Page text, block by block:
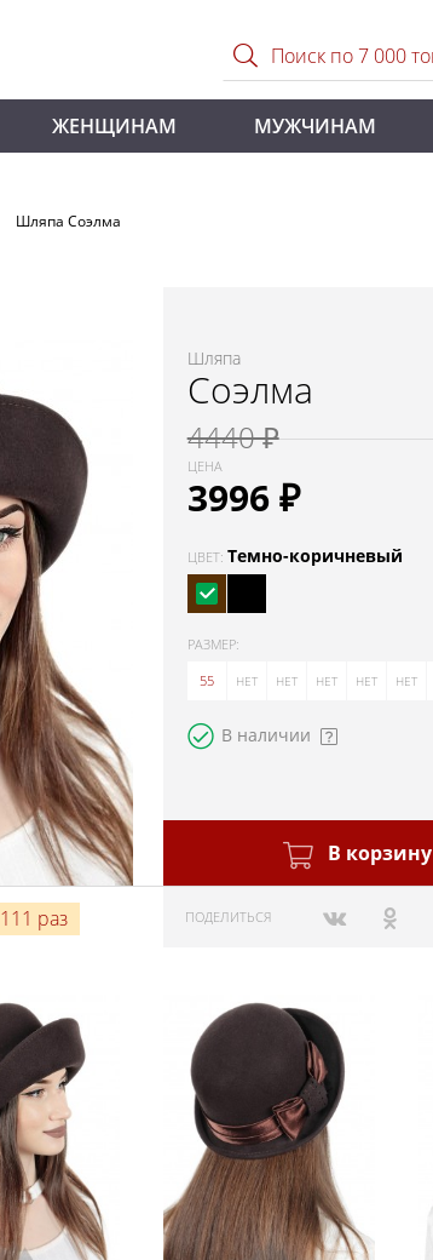
ЖЕНЩИНАМ МУЖЧИНАМ
Шляпа Соэлма
Шляпа
Соэлма
4440 ₽
ЦЕНА
3996₽
ЦВЕТ: Темно-коричневый
РАЗМЕР:
55
56 57 58 59 60
В наличии
В корзину
ПОДЕЛИТЬСЯ
111 раз